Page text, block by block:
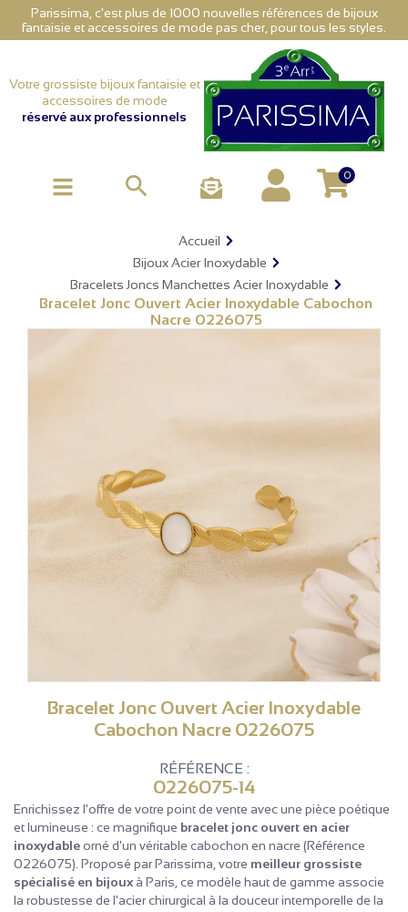
Parissima, c'est plus de 1000 nouvelles références de bijoux
fantaisie et accessoires de mode pas cher, pour tous les styles.
Votre grossiste bijoux fantaisie et
accessoires de mode
réservé aux professionnels
 0
Accueil
Bijoux Acier Inoxydable
Bracelets Joncs Manchettes Acier Inoxydable
Bracelet Jonc Ouvert Acier Inoxydable Cabochon
Nacre 0226075
Bracelet Jonc Ouvert Acier Inoxydable
Cabochon Nacre 0226075
RÉFÉRENCE :
0226075-14
Enrichissez l'offre de votre point de vente avec une pièce poétique
et lumineuse : ce magnifique bracelet jonc ouvert en acier
inoxydableorné d'un véritable cabochon en nacre (Référence
0226075). Proposé par Parissima, votre meilleur grossiste
spécialisé en bijoux à Paris, ce modèle haut de gamme associe
la robustesse de l'acier chirurgical à la douceur intemporelle de la